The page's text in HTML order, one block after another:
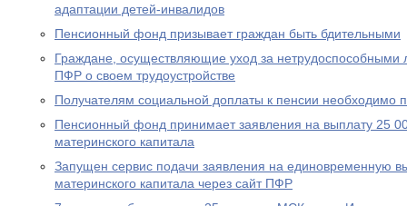
адаптации детей-инвалидов
Пенсионный фонд призывает граждан быть бдительными
Граждане, осуществляющие уход за
ПФР о своем трудоустройстве
Получателям социальной доплаты к пенсии необходимо
Пенсионный фонд принимает заявления на выплату 25
материнского капитала
Запущен сервис подачи заявления на единовременную
материнского капитала через сайт ПФР